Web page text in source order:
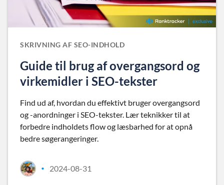
SKRIVNING AF SEO-INDHOLD
Guide til brug af overgangsord og
virkemidler i SEO-tekster
Find ud af, hvordan du effektivt bruger overgangsord
og -anordninger i SEO-tekster. Lær teknikker til at
forbedre indholdets flow og læsbarhed for at opnå
bedre søgerangeringer.
• 2024-08-31